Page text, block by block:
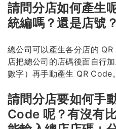
請問分店如何產生
統編嗎？還是店號？
總公司可以產生各分店的
店把總公司的店碼後面自行
數字）再手動產生 QR Code。
請問分店要如何手
Code 呢？有沒有